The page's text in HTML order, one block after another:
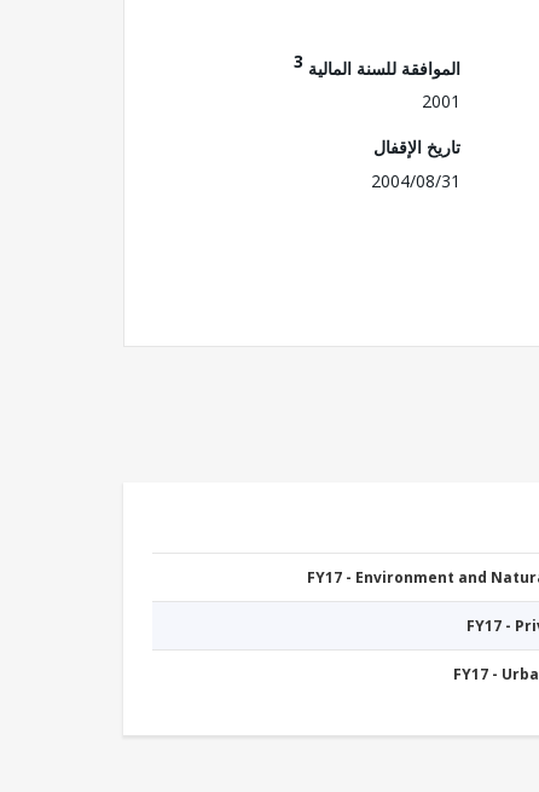
الموافقة للسنة المالية 3
2001
تاريخ الإقفال
2004/08/31
FY17 - Environment and
FY17 -
FY17 -